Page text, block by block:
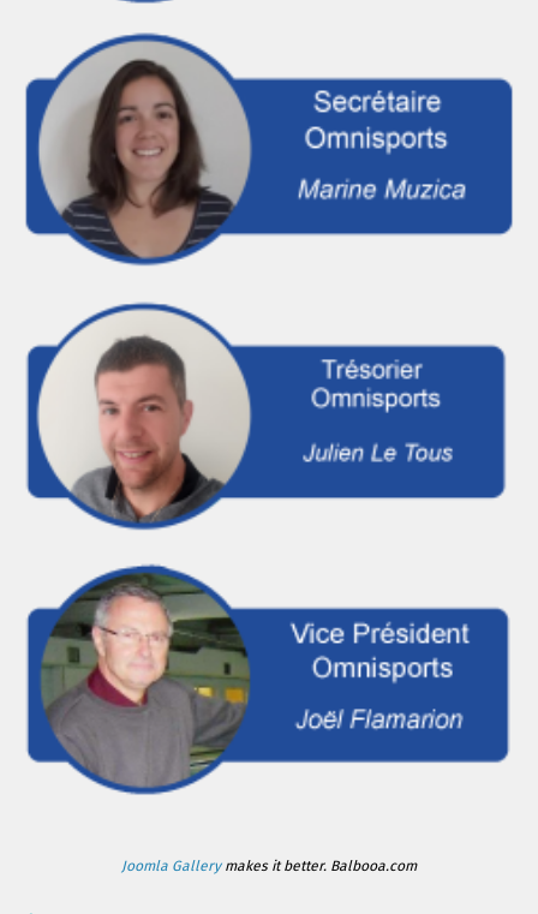
Joomla Gallerymakes it better. Balbooa.com